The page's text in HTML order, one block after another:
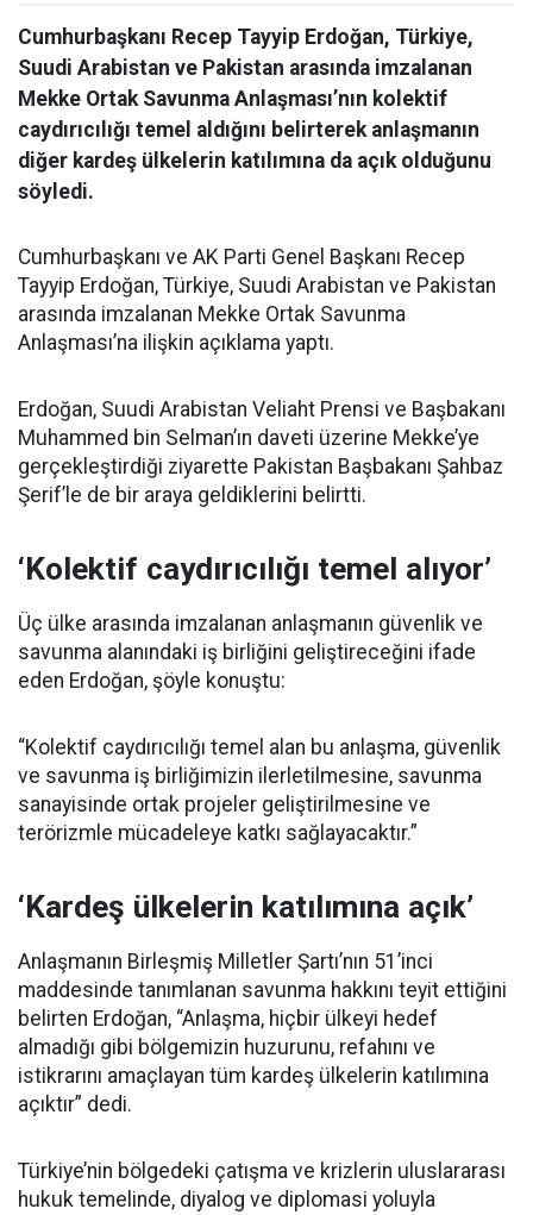
Cumhurbaşkanı Recep Tayyip Erdoğan, Türkiye,
Suudi Arabistan ve Pakistan arasında imzalanan
Mekke Ortak Savunma Anlaşması’nın kolektif
caydırıcılığı temel aldığını belirterek anlaşmanın
diğer kardeş ülkelerin katılımına da açık olduğunu
söyledi.
Cumhurbaşkanı ve AK Parti Genel Başkanı Recep
Tayyip Erdoğan, Türkiye, Suudi Arabistan ve Pakistan
arasında imzalanan Mekke Ortak Savunma
Anlaşması’na ilişkin açıklama yaptı.
Erdoğan, Suudi Arabistan Veliaht Prensi ve Başbakanı
Muhammed bin Selman’ın daveti üzerine Mekke’ye
gerçekleştirdiği ziyarette Pakistan Başbakanı Şahbaz
Şerif’le de bir araya geldiklerini belirtti.
‘Kolektif caydırıcılığı temel alıyor’
Üç ülke arasında imzalanan anlaşmanın güvenlik ve
savunma alanındaki iş birliğini geliştireceğini ifade
eden Erdoğan, şöyle konuştu:
“Kolektif caydırıcılığı temel alan bu anlaşma, güvenlik
ve savunma iş birliğimizin ilerletilmesine, savunma
sanayisinde ortak projeler geliştirilmesine ve
terörizmle mücadeleye katkı sağlayacaktır.”
‘Kardeş ülkelerin katılımına açık’
Anlaşmanın Birleşmiş Milletler Şartı’nın 51’inci
maddesinde tanımlanan savunma hakkını teyit ettiğini
belirten Erdoğan, “Anlaşma, hiçbir ülkeyi hedef
almadığı gibi bölgemizin huzurunu, refahını ve
istikrarını amaçlayan tüm kardeş ülkelerin katılımına
açıktır” dedi.
Türkiye’nin bölgedeki çatışma ve krizlerin uluslararası
hukuk temelinde, diyalog ve diplomasi yoluyla